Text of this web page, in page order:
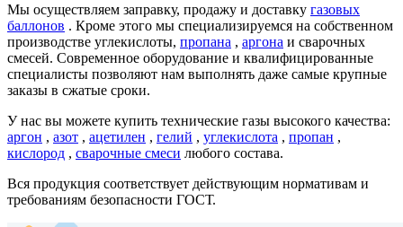
Мы осуществляем заправку, продажу и доставку газовых
баллонов . Кроме этого мы специализируемся на собственном
производстве углекислоты, пропана , аргона и сварочных
смесей. Современное оборудование и квалифицированные
специалисты позволяют нам выполнять даже самые крупные
заказы в сжатые сроки.
У нас вы можете купить технические газы высокого качества:
аргон , азот , ацетилен , гелий , углекислота , пропан ,
кислород , сварочные смеси любого состава.
Вся продукция соответствует действующим нормативам и
требованиям безопасности ГОСТ.